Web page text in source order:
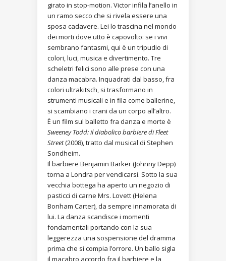
girato in stop-motion. Victor infila l’anello in
un ramo secco che si rivela essere una
sposa cadavere. Lei lo trascina nel mondo
dei morti dove utto è capovolto: se i vivi
sembrano fantasmi, qui è un tripudio di
colori, luci, musica e divertimento. Tre
scheletri felici sono alle prese con una
danza macabra. Inquadrati dal basso, fra
colori ultrakitsch, si trasformano in
strumenti musicali e in fila come ballerine,
si scambiano i crani da un corpo all’altro.
È un film sul balletto fra danza e morte è
Sweeney Todd: il diabolico barbiere di Fleet
Street(2008), tratto dal musical di Stephen
Sondheim.
Il barbiere Benjamin Barker (Johnny Depp)
torna a Londra per vendicarsi. Sotto la sua
vecchia bottega ha aperto un negozio di
pasticci di carne Mrs. Lovett (Helena
Bonham Carter), da sempre innamorata di
lui. La danza scandisce i momenti
fondamentali portando con la sua
leggerezza una sospensione del dramma
prima che si compia l’orrore. Un ballo sigla
il macabro accordo fra il barbiere e la